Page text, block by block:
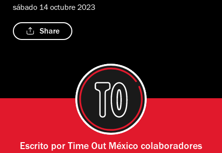
sábado 14 octubre 2023
Share
Escrito por Time Out México colaboradores